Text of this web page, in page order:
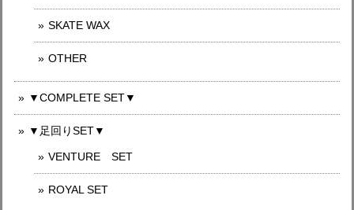
SKATE WAX
OTHER
▼COMPLETE SET▼
▼足回りSET▼
VENTURE SET
ROYAL SET